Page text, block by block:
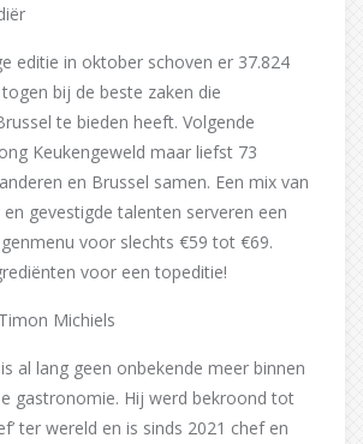
editie in oktober schoven er 37.824
bij de beste zaken die
te bieden heeft. Volgende
Keukengeweld maar liefst 73
en Brussel samen. Een mix van
gevestigde talenten serveren een
voor slechts €59 tot €69.
voor een topeditie!
Michiels
al lang geen onbekende meer binnen
gastronomie. Hij werd bekroond tot
ter wereld en is sinds 2021 chef en